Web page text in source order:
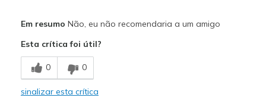
Comfortable
Contras
Poor Quality
Em resumo Não, eu não recomendaria a um amigo
Esta crítica foi útil?
0 0
sinalizar esta crítica